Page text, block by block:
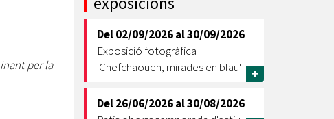
Ètica i Integritat
Retiment de Comptes
Equipaments
per la
Del02/09/2026al30/09/2026
Exposició fotogràfica
'Chefchaouen, mirades en blau'
+
Del26/06/2026al30/08/2026